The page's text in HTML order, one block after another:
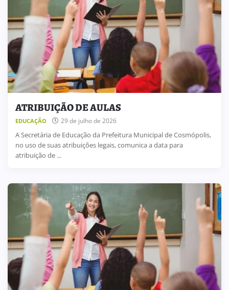
ATRIBUIÇÃO DE AULAS
EDUCAÇÃO 29 de julho de 2026
A Secretária de Educação da Prefeitura Municipal de Cosmópolis,
no uso de suas atribuições legais, comunica a data para
atribuição de ...